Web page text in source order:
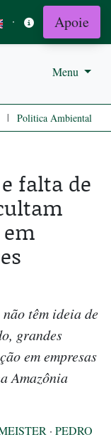
· Apoie
Menu
| Politica Ambiental
falta de
têm ideia de
grandes
em empresas
Amazônia
· PEDRO